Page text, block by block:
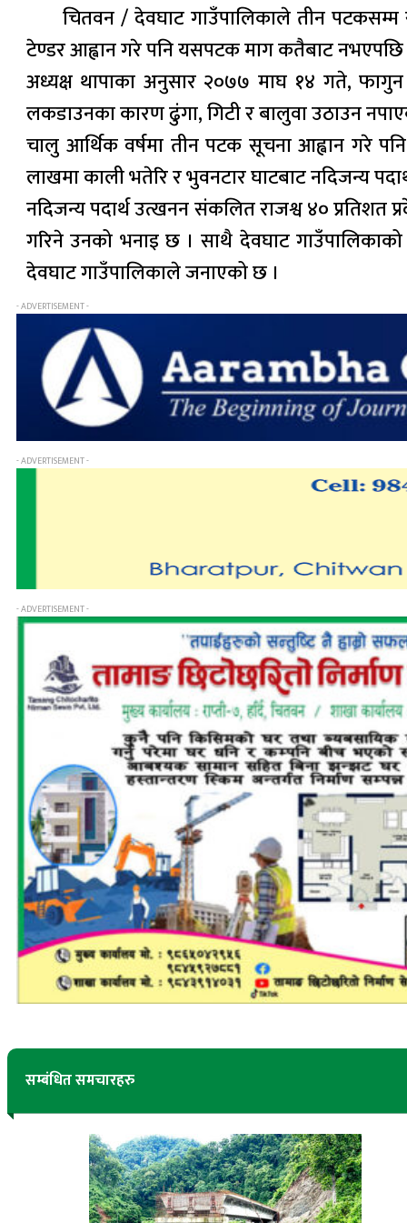
चितवन / देवघाट गाउँपालिकाले तीन पटकसम्म
टेण्डर आह्वान गरे पनि यसपटक माग कतैबाट नभएपछि
अध्यक्ष थापाका अनुसार २०७७ माघ १४ गते,
लकडाउनका कारण ढुंगा, गिटी र बालुवा उठाउन
चालु आर्थिक वर्षमा तीन पटक सूचना आह्वान गरे
लाखमा काली भतेरि र भुवनटार घाटबाट नदिजन्य
नदिजन्य पदार्थ उत्खनन संकलित राजश्व ४० प्रतिशत
गरिने उनको भनाइ छ । साथै देवघाट गाउँपालिकाको
देवघाट गाउँपालिकाले जनाएको छ ।
- ADVERTISEMENT -
- ADVERTISEMENT -
- ADVERTISEMENT -
सम्बंधित समचारहरु